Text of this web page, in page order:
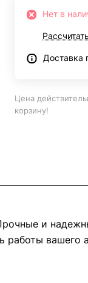
Нет в
Доставка
Цена
корзину!
и
работы вашего